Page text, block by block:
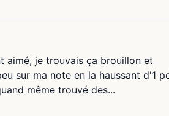
aimé, je trouvais ça brouillon et
sur ma note en la haussant d'1
même trouvé des...